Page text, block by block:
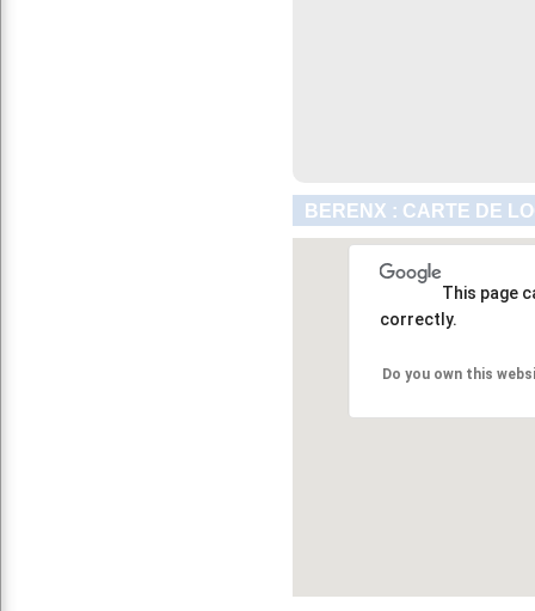
BERENX : CARTE DE
This page
correctly.
Do you own this